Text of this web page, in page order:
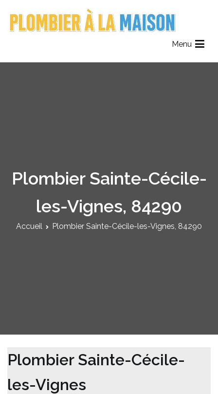
contenu
Menu
Plombier Sainte-Cécile-
les-Vignes, 84290
Accueil Plombier Sainte-Cécile-les-Vignes, 84290
Plombier Sainte-Cécile-
les-Vignes